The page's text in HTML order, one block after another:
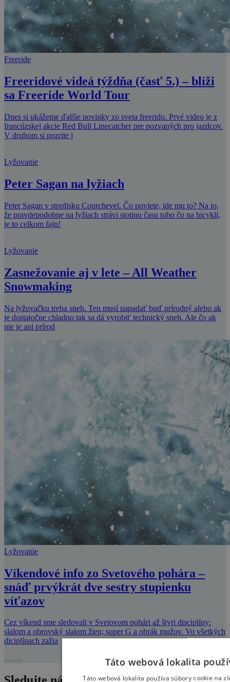
Freeride
Freeridové videá týždňa (časť 5.) – blíži
sa Freeride World Tour
Dnes si ukážeme ďalšie novinky zo sveta freeridu. Prvé video je z
francúzskej akcie Red Bull Linecatcher pre pozvaných pro jazdcov.
V druhom si pozrite j
Lyžovanie
Peter Sagan na lyžiach
Peter Sagan v stredisku Courchevel. Čo poviete, ide mu to? Na to,
že pravdepodobne na lyžiach strávi stotinu času toho čo na bicykli,
je to celkom fajn!
Lyžovanie
Zasnežovanie aj v lete – All Weather
Snowmaking
Na lyžovačku treba sneh. Ten musí napadať buď prírodný alebo ak
je dostatočne chladno tak sa dá vyrobiť technický sneh. Ale čo ak
nie je ani prírod
Lyžovanie
Víkendové info zo Svetového pohára –
snáď prvýkrát dve sestry stupienku
víťazov
Cez víkend sme sledovali v Svetovom pohári až štyri disciplíny:
slalom a obrovský slalom žien; super G a obrák mužov. Vo všetkých
diciplínach zažia
Táto webová lokalita
Táto webová lokalita používa súbory cookie na